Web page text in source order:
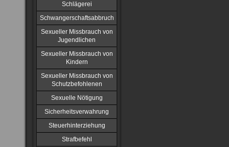
Schlägerei
Schwangerschaftsabbruch
Sexueller Missbrauch von
Jugendlichen
Sexueller Missbrauch von
Kindern
Sexueller Missbrauch von
Schutzbefohlenen
Sexuelle Nötigung
Sicherheitsverwahrung
Steuerhinterziehung
Strafbefehl